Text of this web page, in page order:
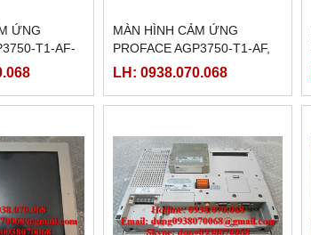
ỨNG
T1-AF-
)
MÀN HÌNH CẢM ỨNG
PROFACE AGP3750-T1-AF,
(PFXGP3750TAA )
LH: 0938.070.068